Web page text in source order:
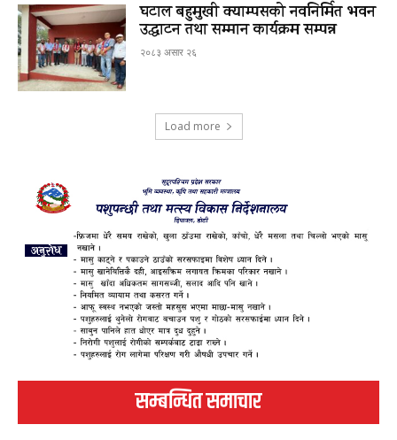
घटाल बहुमुखी क्याम्पसको नवनिर्मित भवन
उद्घाटन तथा सम्मान कार्यक्रम सम्पन्न
२०८३ असार २६
Load more
सम्बन्धित समाचार